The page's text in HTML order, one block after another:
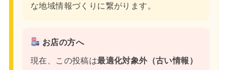
な地域情報づくりに繋がります。
お店の方へ
現在、この投稿は最適化対象外（古い情報）